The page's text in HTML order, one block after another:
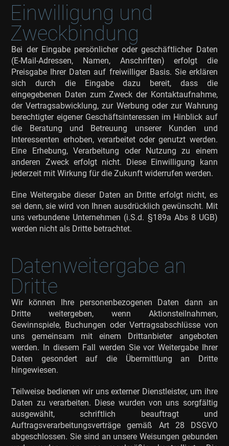
Einwilligung und
Zweckbindung
Bei der Eingabe persönlicher oder geschäftlicher Daten
(E-Mail-Adressen, Namen, Anschriften) erfolgt die
Preisgabe Ihrer Daten auf freiwilliger Basis. Sie erklären
sich durch die Eingabe dazu bereit, dass die
eingegebenen Daten zum Zweck der Kontaktaufnahme,
der Vertragsabwicklung, zur Werbung oder zur Wahrung
berechtigter eigener Geschäftsinteressen im Hinblick auf
die Beratung und Betreuung unserer Kunden und
Interessenten erhoben, verarbeitet oder genutzt werden.
Eine Erhebung, Verarbeitung oder Nutzung zu einem
anderen Zweck erfolgt nicht. Diese Einwilligung kann
jederzeit mit Wirkung für die Zukunft widerrufen werden.
Eine Weitergabe dieser Daten an Dritte erfolgt nicht, es
sei denn, sie wird von Ihnen ausdrücklich gewünscht. Mit
uns verbundene Unternehmen (i.S.d. §189a Abs 8 UGB)
werden nicht als Dritte betrachtet.
Datenweitergabe an
Dritte
Wir können Ihre personenbezogenen Daten dann an
Dritte weitergeben, wenn Aktionsteilnahmen,
Gewinnspiele, Buchungen oder Vertragsabschlüsse von
uns gemeinsam mit einem Drittanbieter angeboten
werden. In diesem Fall werden Sie vor Weitergabe Ihrer
Daten gesondert auf die Übermittlung an Dritte
hingewiesen.
Teilweise bedienen wir uns externer Dienstleister, um ihre
Daten zu verarbeiten. Diese wurden von uns sorgfältig
ausgewählt, schriftlich beauftragt und
Auftragsverarbeitungsverträge gemäß Art 28 DSGVO
abgeschlossen. Sie sind an unsere Weisungen gebunden